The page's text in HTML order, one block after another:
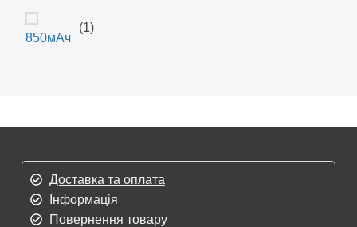
850мАч
(1)
Доставка та оплата
Інформація
Повернення товару